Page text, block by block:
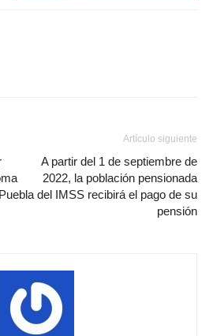
Artículo siguiente
A partir del 1 de septiembre de
2022, la población pensionada
del IMSS recibirá el pago de su
pensión